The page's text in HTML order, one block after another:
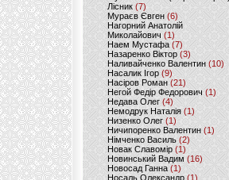
Лісник (7)
Мураєв Євген(6)
Нагорний Анатолій
Миколайович (1)
Наем Мустафа (7)
Назаренко Віктор (3)
Наливайченко Валентин (10)
Насалик Ігор(9)
Насіров Роман (21)
Негой Федір Федорович(1)
Недава Олег(4)
Немодрук Наталія(1)
Низенко Олег (1)
Ничипоренко Валентин (1)
Німченко Василь (2)
Новак Славомір (1)
Новинський Вадим (16)
Новосад Ганна (1)
Носаль Олександр (1)